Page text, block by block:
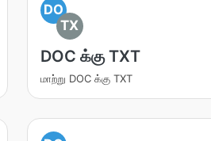
DO
TX
DOC க்கு TXT
மாற்று DOC க்கு TXT